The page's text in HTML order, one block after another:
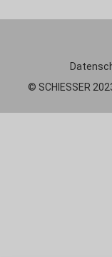
© SCHIESSER